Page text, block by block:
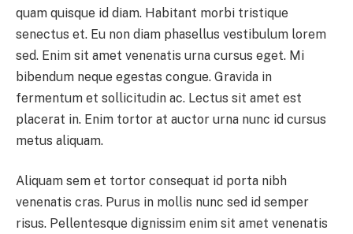
quam quisque id diam. Habitant morbi tristique
senectus et. Eu non diam phasellus vestibulum lorem
sed. Enim sit amet venenatis urna cursus eget. Mi
bibendum neque egestas congue. Gravida in
fermentum et sollicitudin ac. Lectus sit amet est
placerat in. Enim tortor at auctor urna nunc id cursus
metus aliquam.
Aliquam sem et tortor consequat id porta nibh
venenatis cras. Purus in mollis nunc sed id semper
risus. Pellentesque dignissim enim sit amet venenatis